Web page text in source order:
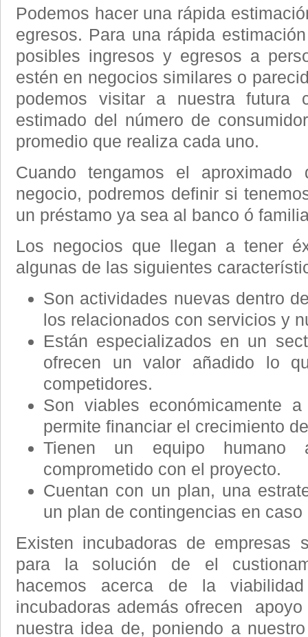
Podemos hacer una rápida
egresos. Para una rápida
posibles ingresos y egresos a
estén en negocios similares o
podemos visitar a nuestra futura
estimado del número de
promedio que realiza cada uno.
Cuando tengamos el
negocio, podremos definir si
un préstamo ya sea al banco ó
Los negocios que llegan a tener
algunas de las siguientes
Son actividades nuevas dentro
los relacionados con servicios y
Están especializados en un
ofrecen un valor añadido lo
competidores.
Son viables económicamente
permite financiar el crecimiento
Tienen un equipo humano
comprometido con el proyecto.
Cuentan con un plan, una
un plan de contingencias en
Existen incubadoras de empresas
para la solución de el
hacemos acerca de la
incubadoras además ofrecen
nuestra idea de, poniendo a